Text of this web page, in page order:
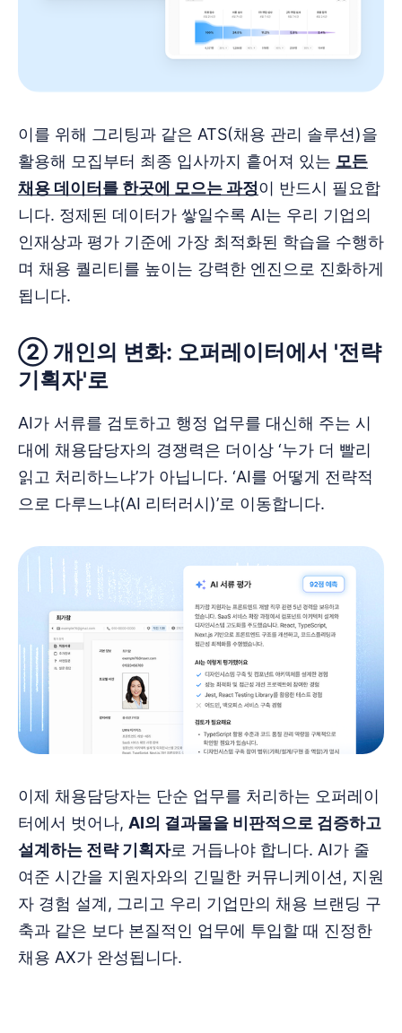
이를 위해 그리팅과 같은 ATS(채용 관리 솔루션)을
활용해 모집부터 최종 입사까지 흩어져 있는 모든
채용 데이터를 한곳에 모으는 과정이 반드시 필요합
니다. 정제된 데이터가 쌓일수록 AI는 우리 기업의
인재상과 평가 기준에 가장 최적화된 학습을 수행하
며 채용 퀄리티를 높이는 강력한 엔진으로 진화하게
됩니다.
② 개인의 변화: 오퍼레이터에서 '전략
기획자'로
AI가 서류를 검토하고 행정 업무를 대신해 주는 시
대에 채용담당자의 경쟁력은 더이상 ‘누가 더 빨리
읽고 처리하느냐’가 아닙니다. ‘AI를 어떻게 전략적
으로 다루느냐(AI 리터러시)’로 이동합니다.
이제 채용담당자는 단순 업무를 처리하는 오퍼레이
터에서 벗어나, AI의 결과물을 비판적으로 검증하고
설계하는 전략 기획자로 거듭나야 합니다. AI가 줄
여준 시간을 지원자와의 긴밀한 커뮤니케이션, 지원
자 경험 설계, 그리고 우리 기업만의 채용 브랜딩 구
축과 같은 보다 본질적인 업무에 투입할 때 진정한
채용 AX가 완성됩니다.